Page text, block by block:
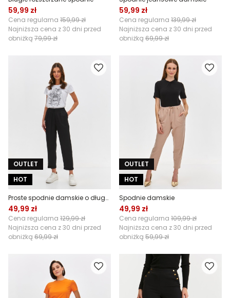
59,99 zł
Cena regularna 159,99 zł
Najniższa cena z 30 dni przed
obniżką 79,99 zł
59,99 zł
Cena regularna 139,99 zł
Najniższa cena z 30 dni przed
obniżką 69,99 zł
OUTLET
HOT
Proste spodnie damskie o długości 7/8
49,99 zł
Cena regularna 129,99 zł
Najniższa cena z 30 dni przed
obniżką 69,99 zł
OUTLET
HOT
Spodnie damskie
49,99 zł
Cena regularna 109,99 zł
Najniższa cena z 30 dni przed
obniżką 59,99 zł